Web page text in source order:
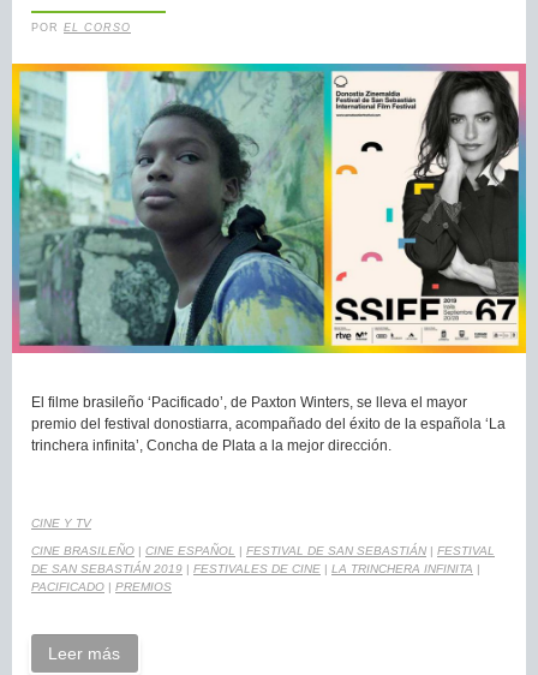
POR EL CORSO
El filme brasileño ‘Pacificado’, de Paxton Winters, se lleva el mayor
premio del festival donostiarra, acompañado del éxito de la española ‘La
trinchera infinita’, Concha de Plata a la mejor dirección.
CINE Y TV
CINE BRASILEÑO | CINE ESPAÑOL | FESTIVAL DE SAN SEBASTIÁN | FESTIVAL
DE SAN SEBASTIÁN 2019 | FESTIVALES DE CINE | LA TRINCHERA INFINITA |
PACIFICADO | PREMIOS
Leer más